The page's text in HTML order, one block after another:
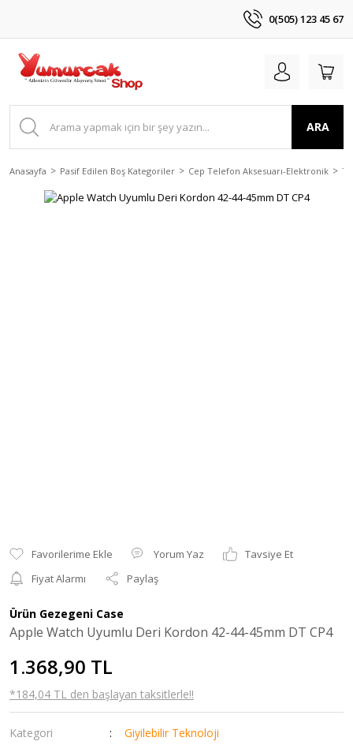
0(505) 123 45 67
ARA
Anasayfa Pasif Edilen Boş Kategoriler Cep Telefon Aksesuarı-Elektronik
Yorum Yaz
Tavsiye Et
Fiyat Alarmı
Paylaş
Ürün Gezegeni Case
Apple Watch Uyumlu Deri Kordon 42-44-45mm DT CP4
1.368,90 TL
*184,04 TL den başlayan taksitlerle!!
Kategori
Giyilebilir Teknoloji